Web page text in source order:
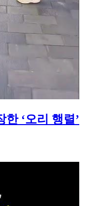
‘오리 행렬’